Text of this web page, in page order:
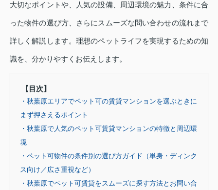
大切なポイントや、人気の設備、周辺環境の魅力、条件に合
った物件の選び方、さらにスムーズな問い合わせの流れまで
詳しく解説します。理想のペットライフを実現するための知
識を、分かりやすくお伝えします。
【目次】
・秋葉原エリアでペット可の賃貸マンションを選ぶときに
まず押さえるポイント
・秋葉原で人気のペット可賃貸マンションの特徴と周辺環
境
・ペット可物件の条件別の選び方ガイド（単身・ディンク
ス向け／広さ重視など）
・秋葉原でペット可賃貸をスムーズに探す方法とお問い合